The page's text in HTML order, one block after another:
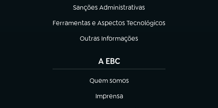
Sanções Administrativas
(abre em nova aba)
Ferramentas e Aspectos Tecnológicos
(abre em nova aba)
Outras Informações
(abre em nova aba)
A EBC
Quem somos
(abre em nova aba)
Imprensa
(abre em nova aba)